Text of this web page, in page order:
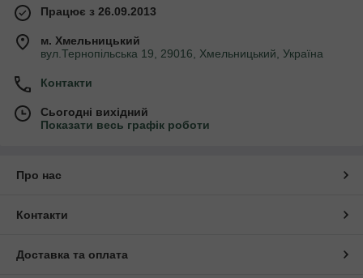
Працює з 26.09.2013
м. Хмельницький
вул.Тернопільська 19, 29016, Хмельницький, Україна
Контакти
Сьогодні вихідний
Показати весь графік роботи
Про нас
Контакти
Доставка та оплата